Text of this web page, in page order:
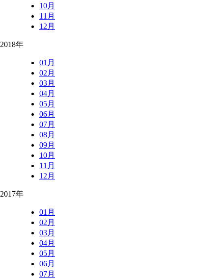
10月
11月
12月
2018年
01月
02月
03月
04月
05月
06月
07月
08月
09月
10月
11月
12月
2017年
01月
02月
03月
04月
05月
06月
07月